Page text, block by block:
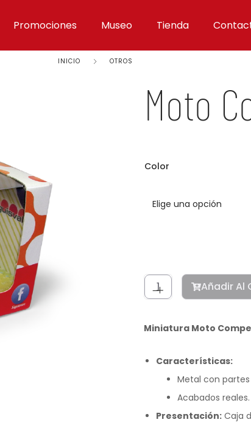
Promociones Museo Tienda
INICIO OTROS
Moto
Color
Añadir Al
Miniatura Moto
Características:
Metal con
Acabados reales.
Presentación: Caja